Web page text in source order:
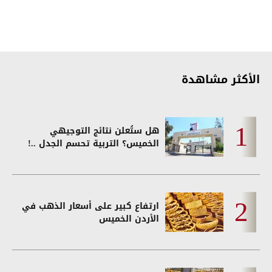
الأكثر مشاهدة
هل ستُعلن نتائج التوجيهي
الخميس؟ التربية تحسم الجدل ..!
ارتفاع كبير على أسعار الذهب في
الأردن الخميس